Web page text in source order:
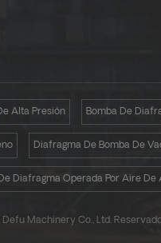
Alta Presión Bomba De
Diafragma De Bomba De
Diafragma Operada Por Aire De
Machinery Co., Ltd.